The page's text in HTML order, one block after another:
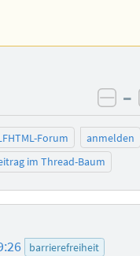
–
Forum
anmelden
im Thread-Baum
barrierefreiheit